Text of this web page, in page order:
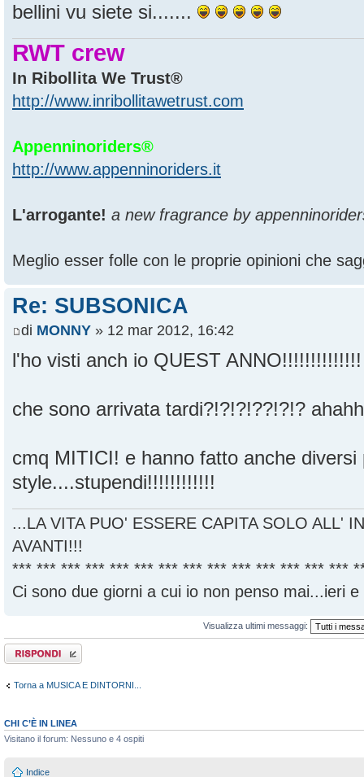
bellini vu siete si.......
RWT crew
In Ribollita We Trust®
http://www.inribollitawetrust.com
Appenninoriders®
http://www.appenninoriders.it
L'arrogante! a new fragrance by
Meglio esser folle con le proprie opinioni che
Re: SUBSONICA
di MONNY » 12 mar 2012, 16:42
l'ho visti anch io QUEST
che sono arrivata tardi?!?!?!??!?!?
cmq MITICI! e hanno fatto anche diversi
style....stupendi!!!!!!!!!!!!
...LA VITA PUO' ESSERE CAPITA SOLO ALL'
AVANTI!!!
*** *** *** *** *** *** *** *** *** *** *** *** *** ***
Ci sono due giorni a cui io non penso mai...ieri
Visualizza ultimi messaggi:
Rispondi al
messaggio
Torna a MUSICA E DINTORNI...
CHI C’È IN LINEA
Visitano il forum: Nessuno e 4 ospiti
Indice